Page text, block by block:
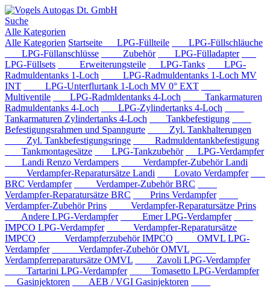
Suche
Alle Kategorien
Alle Kategorien Startseite LPG-Füllteile
LPG-Füllschläuche
LPG-Füllanschlüsse
Zubehör
LPG-Fülladapter
LPG-Füllsets
Erweiterungsteile LPG-Tanks
LPG-
Radmuldentanks 1-Loch
LPG-Radmuldentanks 1-Loch MV
INT
LPG-Unterflurtank 1-Loch MV 0° EXT
Multiventile
LPG-Radmldentanks 4-Loch
Tankarmaturen
Radmuldentanks 4-Loch
LPG-Zylindertanks 4-Loch
Tankarmaturen Zylindertanks 4-Loch
Tankbefestigung
Befestigungsrahmen und Spanngurte
Zyl. Tankhalterungen
Zyl. Tankbefestigungsringe
Radmuldentankbefestigung
Tankmontagesätze
LPG-Tankzubehör
LPG-Verdampfer
Landi Renzo Verdampers
Verdampfer-Zubehör Landi
Verdampfer-Reparatursätze Landi
Lovato Verdampfer
BRC Verdampfer
Verdamper-Zubehör BRC
Verdampfer-Reparatursätze BRC
Prins Verdampfer
Verdampfer-Zubehör Prins
Verdampfer-Reparatursätze Prins
Andere LPG-Verdampfer
Emer LPG-Verdampfer
IMPCO LPG-Verdampfer
Verdampfer-Reparatursätze
IMPCO
Verdampferzubehör IMPCO
OMVL LPG-
Verdampfer
Verdampfer-Zubehör OMVL
Verdampferreparatursätze OMVL
Zavoli LPG-Verdampfer
Tartarini LPG-Verdampfer
Tomasetto LPG-Verdampfer
Gasinjektoren
AEB / VGI Gasinjektoren